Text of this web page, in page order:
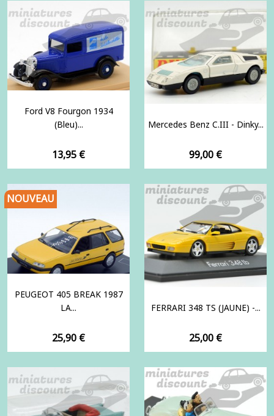
Ford V8 Fourgon 1934
(bleu)...
Prix
13,95 €
Mercedes Benz C.III - Dinky...
Prix
99,00 €
PEUGEOT 405 BREAK 1987
LA...
Prix
25,90 €
NOUVEAU
FERRARI 348 TS (JAUNE) -...
Prix
25,00 €